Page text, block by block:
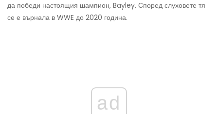
да победи настоящия шампион, Bayley. Според слуховете тя
се е върнала в WWE до 2020 година.
ad